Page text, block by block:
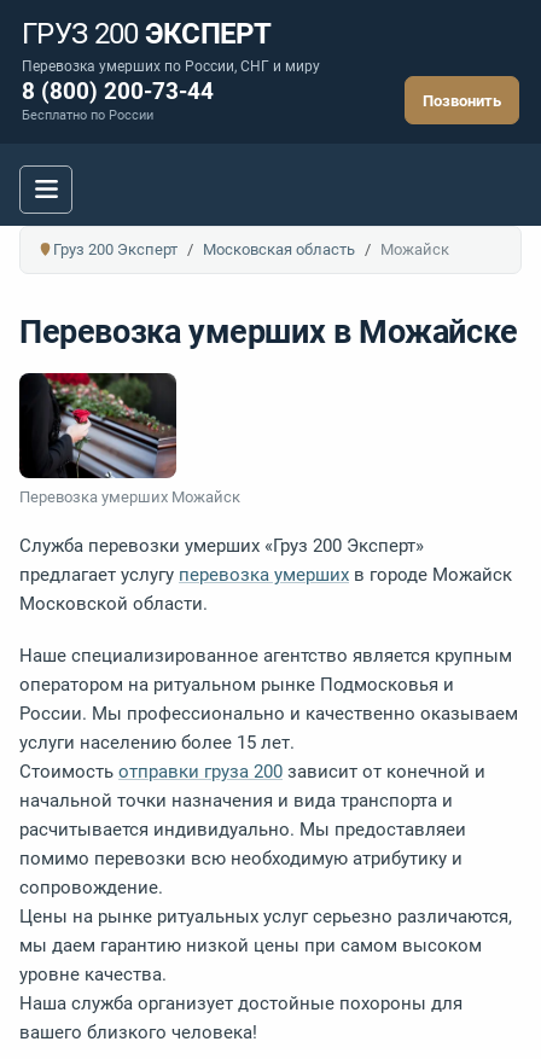
ГРУЗ 200ЭКСПЕРТ
Перевозка умерших по России, СНГ и миру
8 (800) 200-73-44
Бесплатно по России
Позвонить
Груз 200 Эксперт Московская область Можайск
Перевозка умерших в Можайске
Перевозка умерших Можайск
Служба перевозки умерших «Груз 200 Эксперт»
предлагает услугу перевозка умерших в городе Можайск
Московской области.
Наше специализированное агентство является крупным
оператором на ритуальном рынке Подмосковья и
России. Мы профессионально и качественно оказываем
услуги населению более 15 лет.
Стоимость отправки груза 200 зависит от конечной и
начальной точки назначения и вида транспорта и
расчитывается индивидуально. Мы предоставляеи
помимо перевозки всю необходимую атрибутику и
сопровождение.
Цены на рынке ритуальных услуг серьезно различаются,
мы даем гарантию низкой цены при самом высоком
уровне качества.
Наша служба организует достойные похороны для
вашего близкого человека!